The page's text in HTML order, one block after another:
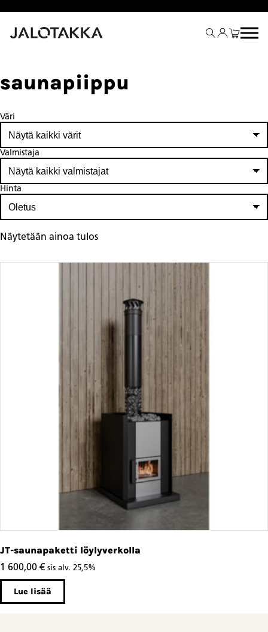
saunapiippu
Väri
Valmistaja
Hinta
Näytetään ainoa tulos
JT-saunapaketti löylyverkolla
1 600,00 € sis alv. 25,5%
Lue lisää